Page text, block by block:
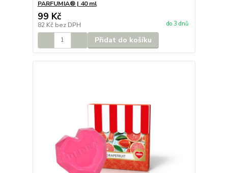
PARFUMIA® | 40 ml
99 Kč
82 Kč bez DPH do 3 dnů
Přidat do košíku